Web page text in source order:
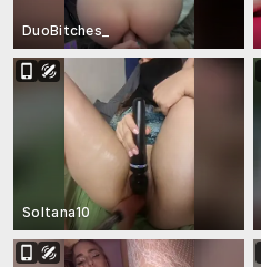
DuoBitches_
Soltana10